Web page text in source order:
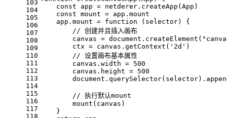
103
104
105
106
107
108
109
110
111
112
113
114
115
116
117
118
const app = netderer. createApp ( App )
const mount = app. mount
    app.
mount = function ( selector) {
// 创建并且插入画布
        canvas =
document . createElement (
        ctx = canvas.
getContext ( '2d' )
// 设置画布基本属性
        canvas.
width = 500
        canvas.
height = 500
document . querySelector(selector).
// 执行默认mount
mount (canvas)
    }